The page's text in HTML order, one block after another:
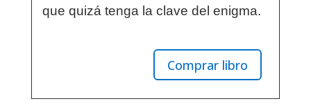
que quizá tenga la clave del enigma.
Comprar libro